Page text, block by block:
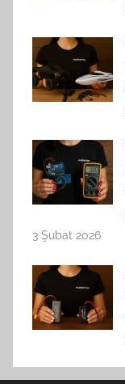
3 Şubat 2026